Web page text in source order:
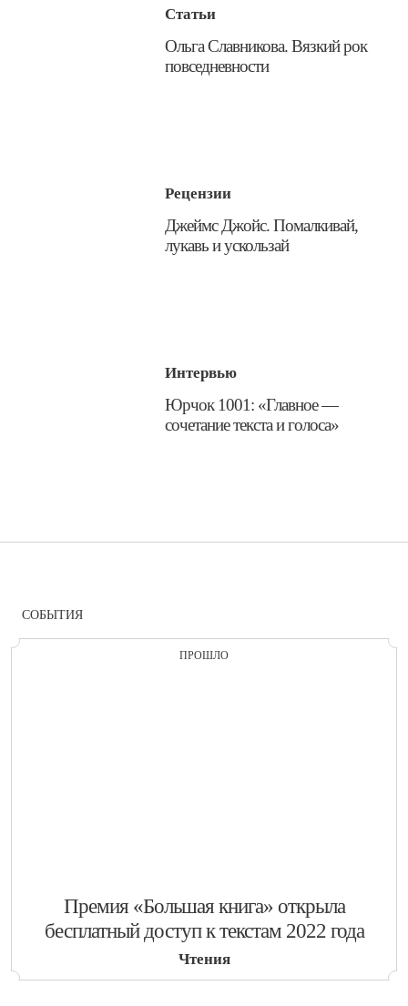
Статьи
​Ольга Славникова. Вязкий рок
повседневности
Рецензии
​Джеймс Джойс. Помалкивай,
лукавь и ускользай
Интервью
​Юрчок 1001: «Главное —
сочетание текста и голоса»
СОБЫТИЯ
ПРОШЛО
​Премия «Большая книга» открыла
бесплатный доступ к текстам 2022 года
Чтения